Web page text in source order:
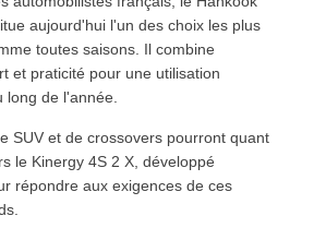
aujourd'hui l'un des choix les plus
toutes saisons. Il combine
et praticité pour une utilisation
long de l'année.
SUV et de crossovers pourront quant
le Kinergy 4S 2 X, développé
répondre aux exigences de ces